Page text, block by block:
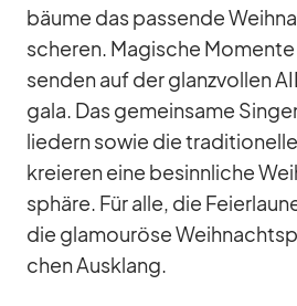
bäume das pas­sende
sche­ren. Ma­gi­sche
sen­den auf der glanz­vol­len
gala. Das ge­mein­same
lie­dern so­wie die
kre­ieren eine be­sinn­li­che
sphäre. Für alle, die
die gla­mou­röse
chen Aus­klang.